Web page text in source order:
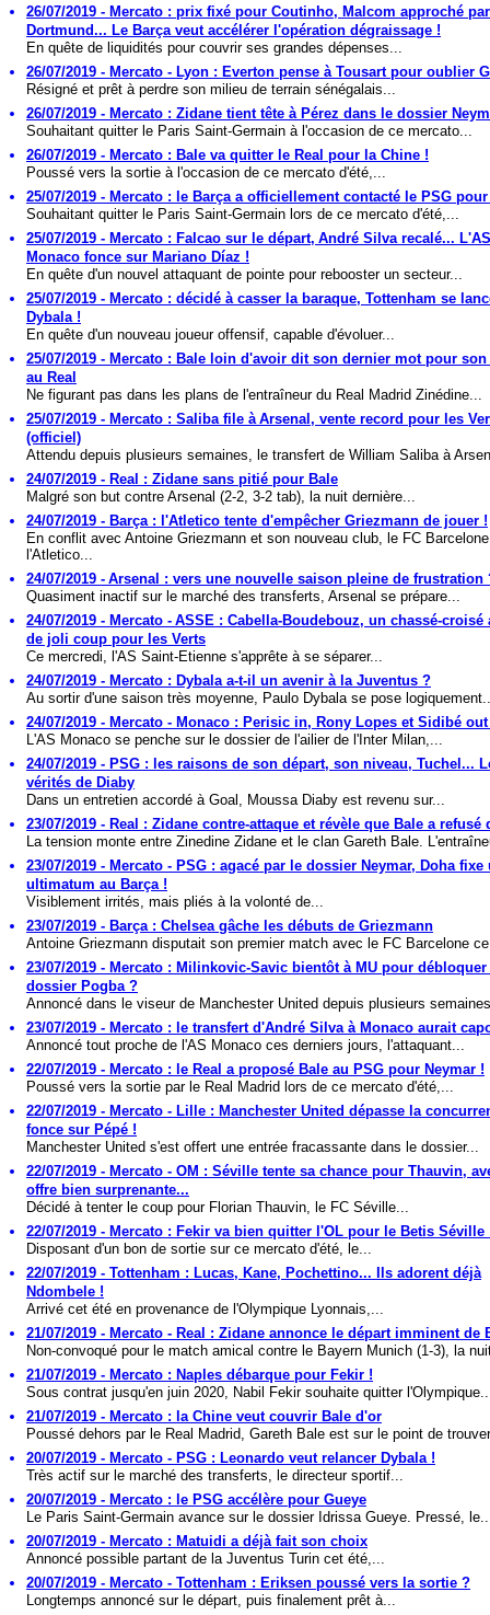
26/07/2019 - Mercato : prix fixé pour Coutinho, Malcom approché par
Dortmund... Le Barça veut accélérer l'opération dégraissage !
En quête de liquidités pour couvrir ses grandes dépenses...
26/07/2019 - Mercato - Lyon : Everton pense à Tousart pour oublier
Résigné et prêt à perdre son milieu de terrain sénégalais...
26/07/2019 - Mercato : Zidane tient tête à Pérez dans le dossier
Souhaitant quitter le Paris Saint-Germain à l'occasion de ce mercato...
26/07/2019 - Mercato : Bale va quitter le Real pour la Chine !
Poussé vers la sortie à l'occasion de ce mercato d'été,...
25/07/2019 - Mercato : le Barça a officiellement contacté le PSG
Souhaitant quitter le Paris Saint-Germain lors de ce mercato d'été,...
25/07/2019 - Mercato : Falcao sur le départ, André Silva recalé... L'AS
Monaco fonce sur Mariano Díaz !
En quête d'un nouvel attaquant de pointe pour rebooster un secteur...
25/07/2019 - Mercato : décidé à casser la baraque, Tottenham se
Dybala !
En quête d'un nouveau joueur offensif, capable d'évoluer...
25/07/2019 - Mercato : Bale loin d'avoir dit son dernier mot pour
au Real
Ne figurant pas dans les plans de l'entraîneur du Real Madrid Zinédine...
25/07/2019 - Mercato : Saliba file à Arsenal, vente record pour les
(officiel)
Attendu depuis plusieurs semaines, le transfert de William Saliba à
24/07/2019 - Real : Zidane sans pitié pour Bale
Malgré son but contre Arsenal (2-2, 3-2 tab), la nuit dernière...
24/07/2019 - Barça : l'Atletico tente d'empêcher Griezmann de jouer !
En conflit avec Antoine Griezmann et son nouveau club, le FC
l'Atletico...
24/07/2019 - Arsenal : vers une nouvelle saison pleine de frustration
Quasiment inactif sur le marché des transferts, Arsenal se prépare...
24/07/2019 - Mercato - ASSE : Cabella-Boudebouz, un chassé-croisé
de joli coup pour les Verts
Ce mercredi, l'AS Saint-Etienne s'apprête à se séparer...
24/07/2019 - Mercato : Dybala a-t-il un avenir à la Juventus ?
Au sortir d'une saison très moyenne, Paulo Dybala se pose
24/07/2019 - Mercato - Monaco : Perisic in, Rony Lopes et Sidibé
L'AS Monaco se penche sur le dossier de l'ailier de l'Inter Milan,...
24/07/2019 - PSG : les raisons de son départ, son niveau, Tuchel...
vérités de Diaby
Dans un entretien accordé à Goal, Moussa Diaby est revenu sur...
23/07/2019 - Real : Zidane contre-attaque et révèle que Bale a refusé
La tension monte entre Zinedine Zidane et le clan Gareth Bale.
23/07/2019 - Mercato - PSG : agacé par le dossier Neymar, Doha fixe
ultimatum au Barça !
Visiblement irrités, mais pliés à la volonté de...
23/07/2019 - Barça : Chelsea gâche les débuts de Griezmann
Antoine Griezmann disputait son premier match avec le FC Barcelone
23/07/2019 - Mercato : Milinkovic-Savic bientôt à MU pour débloquer
dossier Pogba ?
Annoncé dans le viseur de Manchester United depuis plusieurs
23/07/2019 - Mercato : le transfert d'André Silva à Monaco aurait
Annoncé tout proche de l'AS Monaco ces derniers jours, l'attaquant...
22/07/2019 - Mercato : le Real a proposé Bale au PSG pour Neymar !
Poussé vers la sortie par le Real Madrid lors de ce mercato d'été,...
22/07/2019 - Mercato - Lille : Manchester United dépasse la
fonce sur Pépé !
Manchester United s'est offert une entrée fracassante dans le dossier...
22/07/2019 - Mercato - OM : Séville tente sa chance pour Thauvin,
offre bien surprenante...
Décidé à tenter le coup pour Florian Thauvin, le FC Séville...
22/07/2019 - Mercato : Fekir va bien quitter l'OL pour le Betis Séville
Disposant d'un bon de sortie sur ce mercato d'été, le...
22/07/2019 - Tottenham : Lucas, Kane, Pochettino... Ils adorent déjà
Ndombele !
Arrivé cet été en provenance de l'Olympique Lyonnais,...
21/07/2019 - Mercato - Real : Zidane annonce le départ imminent de
Non-convoqué pour le match amical contre le Bayern Munich (1-3), la
21/07/2019 - Mercato : Naples débarque pour Fekir !
Sous contrat jusqu'en juin 2020, Nabil Fekir souhaite quitter
21/07/2019 - Mercato : la Chine veut couvrir Bale d'or
Poussé dehors par le Real Madrid, Gareth Bale est sur le point de
20/07/2019 - Mercato - PSG : Leonardo veut relancer Dybala !
Très actif sur le marché des transferts, le directeur sportif...
20/07/2019 - Mercato : le PSG accélère pour Gueye
Le Paris Saint-Germain avance sur le dossier Idrissa Gueye. Pressé,
20/07/2019 - Mercato : Matuidi a déjà fait son choix
Annoncé possible partant de la Juventus Turin cet été,...
20/07/2019 - Mercato - Tottenham : Eriksen poussé vers la sortie ?
Longtemps annoncé sur le départ, puis finalement prêt à...